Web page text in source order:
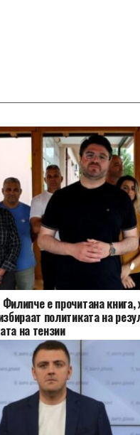
е прочитана
политиката на
на тензии